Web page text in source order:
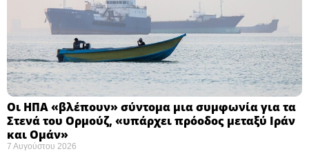
Οι ΗΠΑ «βλέπουν» σύντομα μια συμφωνία για τα
Στενά του Ορμούζ, «υπάρχει πρόοδος μεταξύ Ιράν
και Ομάν»
7 Αυγούστου 2026